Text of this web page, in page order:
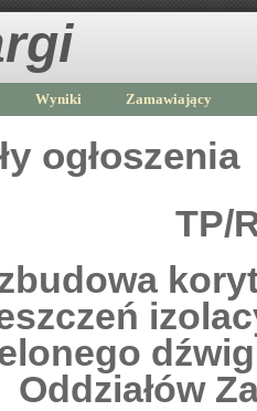
Wyniki Zamawiający
ogłoszenia
TP/
Oddziałów